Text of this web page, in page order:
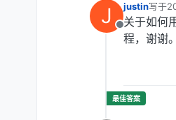
J
离线
justin写于
最后
关于如何
程，谢谢。